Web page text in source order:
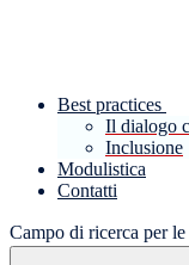
Best practices
Il dialogo
Inclusione
Modulistica
Contatti
Campo di ricerca per